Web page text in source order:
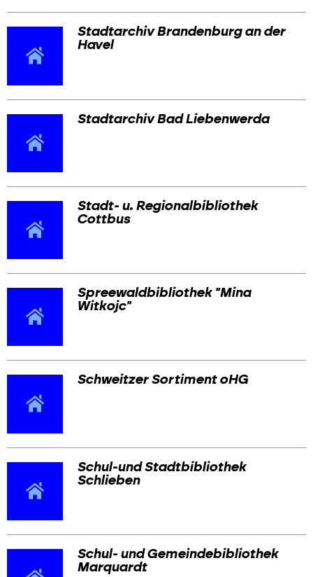
Stadtarchiv Brandenburg an der
Havel
Stadtarchiv Bad Liebenwerda
Stadt- u. Regionalbibliothek
Cottbus
Spreewaldbibliothek "Mina
Witkojc"
Schweitzer Sortiment oHG
Schul-und Stadtbibliothek
Schlieben
Schul- und Gemeindebibliothek
Marquardt